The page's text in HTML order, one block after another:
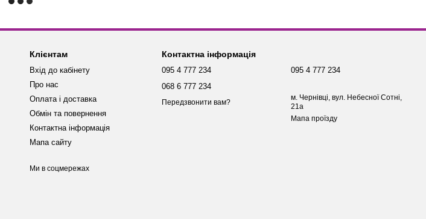
Клієнтам
Вхід до кабінету
Про нас
Оплата і доставка
Обмін та повернення
Контактна інформація
Мапа сайту
Ми в соцмережах
Контактна інформація
095 4 777 234
068 6 777 234
Передзвонити вам?
095 4 777 234
м. Чернівці, вул. Небесної Сотні,
21а
Мапа проїзду